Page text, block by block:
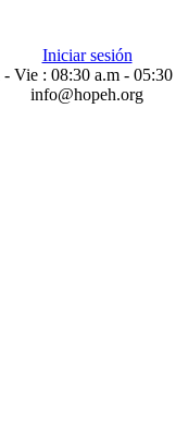
Iniciar sesión
Vie : 08:30 a.m - 05:30
info@hopeh.org